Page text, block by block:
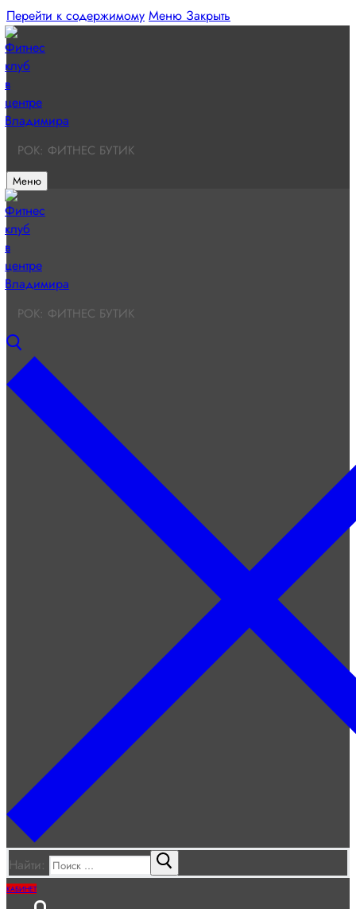
Перейти к содержимому Меню Закрыть
РОК: ФИТНЕС БУТИК
Меню
РОК: ФИТНЕС БУТИК
Найти:
КАБИНЕТ